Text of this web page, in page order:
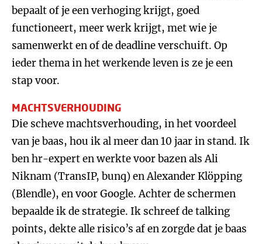
bepaalt of je een verhoging krijgt, goed
functioneert, meer werk krijgt, met wie je
samenwerkt en of de deadline verschuift. Op
ieder thema in het werkende leven is ze je een
stap voor.
MACHTSVERHOUDING
Die scheve machtsverhouding, in het voordeel
van je baas, hou ik al meer dan 10 jaar in stand. Ik
ben hr-expert en werkte voor bazen als Ali
Niknam (TransIP, bunq) en Alexander Klöpping
(Blendle), en voor Google. Achter de schermen
bepaalde ik de strategie. Ik schreef de talking
points, dekte alle risico’s af en zorgde dat je baas